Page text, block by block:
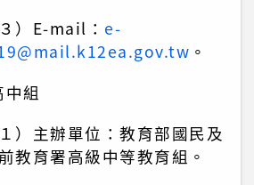
３）E-mail： e-
。
中組
１）主辦單位：教育部國民及
教育署高級中等教育組。